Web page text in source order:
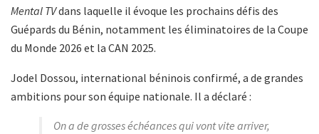
Mental TVdans laquelle il évoque les prochains défis des
Guépards du Bénin, notamment les éliminatoires de la Coupe
du Monde 2026 et la CAN 2025.
Jodel Dossou, international béninois confirmé, a de grandes
ambitions pour son équipe nationale. Il a déclaré :
On a de grosses échéances qui vont vite arriver,